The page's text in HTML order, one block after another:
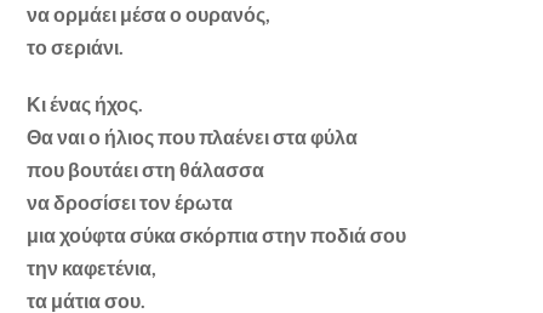
να ορμάει μέσα ο ουρανός,
το σεριάνι.
Κι ένας ήχος.
Θα ναι ο ήλιος που πλαένει στα φύλα
που βουτάει στη θάλασσα
να δροσίσει τον έρωτα
μια χούφτα σύκα σκόρπια στην ποδιά σου
την καφετένια,
τα μάτια σου.